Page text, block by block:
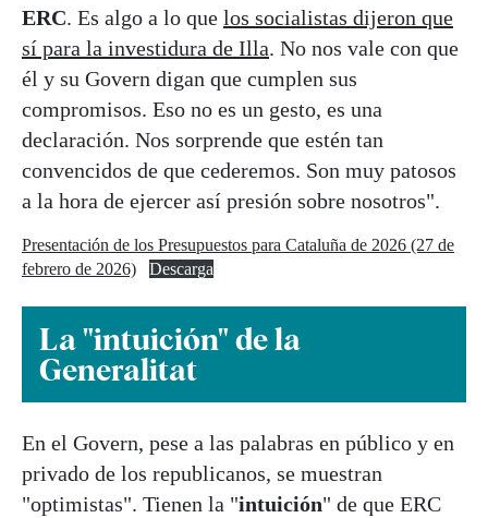
ERC. Es algo a lo que los socialistas dijeron que
sí para la investidura de Illa. No nos vale con que
él y su Govern digan que cumplen sus
compromisos. Eso no es un gesto, es una
declaración. Nos sorprende que estén tan
convencidos de que cederemos. Son muy patosos
a la hora de ejercer así presión sobre nosotros".
Presentación de los Presupuestos para Cataluña de 2026 (27 de
febrero de 2026)
Descarga
La "intuición" de la
Generalitat
En el Govern, pese a las palabras en público y en
privado de los republicanos, se muestran
"optimistas". Tienen la "intuición" de que ERC